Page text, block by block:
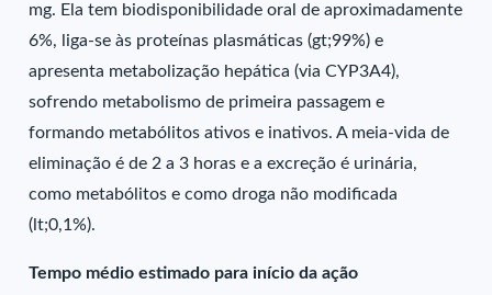
mg. Ela tem biodisponibilidade oral de aproximadamente
6%, liga-se às proteínas plasmáticas (gt;99%) e
apresenta metabolização hepática (via CYP3A4),
sofrendo metabolismo de primeira passagem e
formando metabólitos ativos e inativos. A meia-vida de
eliminação é de 2 a 3 horas e a excreção é urinária,
como metabólitos e como droga não modificada
(lt;0,1%).
Tempo médio estimado para início da ação